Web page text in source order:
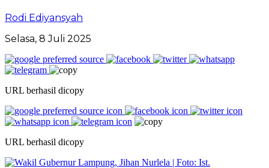
Rodi Ediyansyah
Selasa, 8 Juli 2025
URL berhasil dicopy
URL berhasil dicopy